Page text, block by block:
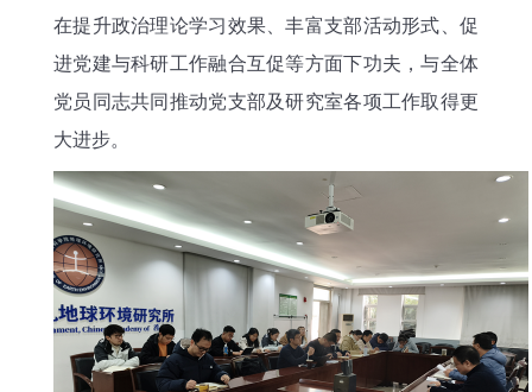
在提升政治理论学习效果、丰富支部活动形式、促
进党建与科研工作融合互促等方面下功夫，与全体
党员同志共同推动党支部及研究室各项工作取得更
大进步。